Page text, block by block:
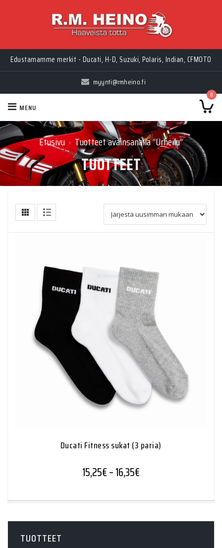
Edustamamme merkit - Ducati, H-D, Suzuki, Polaris, Indian, CFMOTO
myynti@rmheino.fi
0
MENU
Etusivu › Tuotteet avainsanalla “Urheilu”
TUOTTEET
Ducati Fitness sukat (3 paria)
15,25€–16,35€Hintaluokka: 15,25€ -
TUOTTEET